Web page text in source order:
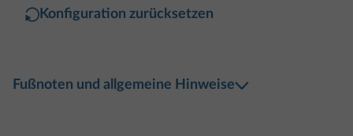
Konfiguration zurücksetzen
Fußnoten und allgemeine Hinweise